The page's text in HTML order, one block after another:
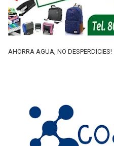
AHORRA AGUA, NO DESPERDICIES!